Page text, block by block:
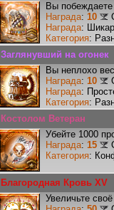
Вы
Награда: 10
Награда:
Категория:
Заглянувший на огонек
Вы неплохо
Награда: 10
Награда:
Категория:
Костолом Ветеран
Убейте 1000
Награда: 15
Категория:
Благородная Кровь XV
Увеличьте